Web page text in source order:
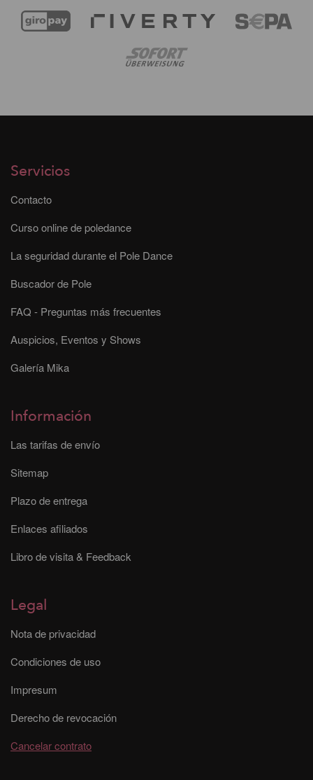
Servicios
Contacto
Curso online de poledance
La seguridad durante el Pole Dance
Buscador de Pole
FAQ - Preguntas más frecuentes
Auspicios, Eventos y Shows
Galería Mika
Información
Las tarifas de envío
Sitemap
Plazo de entrega
Enlaces afiliados
Libro de visita & Feedback
Legal
Nota de privacidad
Condiciones de uso
Impresum
Derecho de revocación
Cancelar contrato